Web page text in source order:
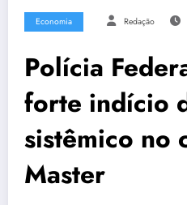
Economia Redação
Polícia
forte indício
sistêmico no
Master